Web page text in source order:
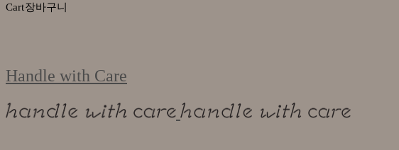
Cart장바구니
Handle with Care